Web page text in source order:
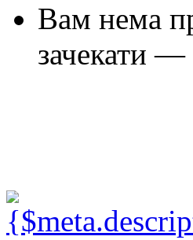
Вам нема
зачекати —